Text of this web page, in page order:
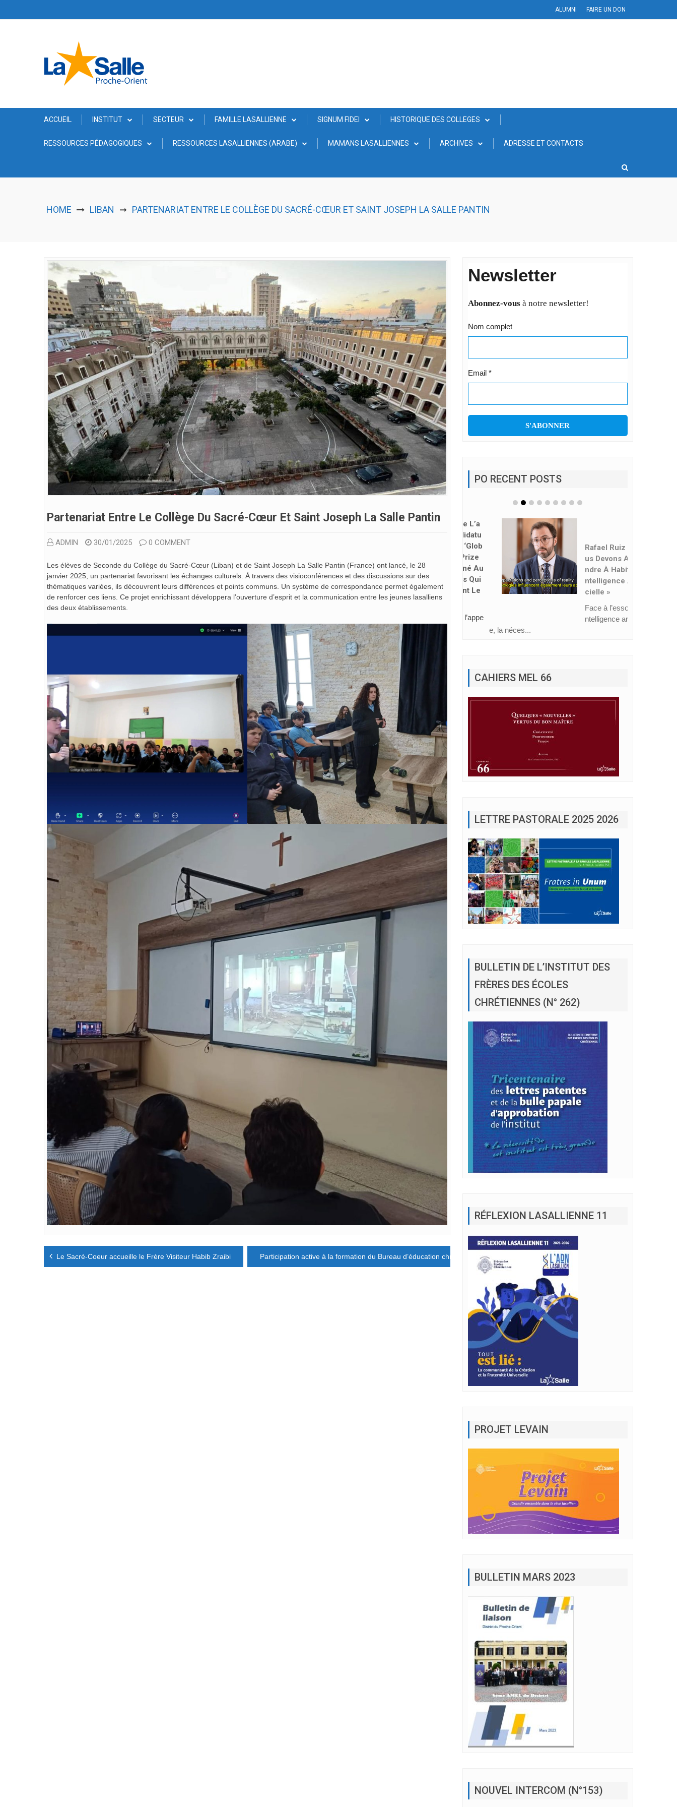
ALUMNI FAIRE UN DON
ACCUEIL INSTITUT SECTEUR FAMILLE LASALLIENNE SIGNUM FIDEI HISTORIQUE DES COLLEGES
RESSOURCES PÉDAGOGIQUES RESSOURCES LASALLIENNES (ARABE) MAMANS LASALLIENNES ARCHIVES ADRESSE ET CONTACTS
HOME LIBAN ➞ PARTENARIAT ENTRE LE COLLÈGE DU SACRÉ-CŒUR ET SAINT JOSEPH LA SALLE PANTIN
Partenariat Entre Le Collège Du Sacré-Cœur Et Saint Joseph La Salle Pantin
ADMIN 30/01/2025 0 COMMENT
Les élèves de Seconde du Collège du Sacré-Cœur (Liban) et de Saint Joseph La Salle Pantin (France) ont lancé, le 28
janvier 2025, un partenariat favorisant les échanges culturels. À travers des visioconférences et des discussions sur des
thématiques variées, ils découvrent leurs différences et points communs. Un système de correspondance permet également
de renforcer ces liens. Ce projet enrichissant développera l’ouverture d’esprit et la communication entre les jeunes lasalliens
des deux établissements.
Navigation
de
Le Sacré-Coeur accueille le Frère Visiteur Habib Zraibi Participation active à la formation du Bureau d’éducation chrétienne !
Newsletter
Abonnez-vousà notre newsletter!
Nom complet
Email *
PO RECENT POSTS
Ndre À Habiter L’i
Ntelligence Artifi
Cielle »
Face à l’essor de l’i
ntelligence artificiell
FRÈRES DES ÉCOLES
CHRÉTIENNES (N° 262)